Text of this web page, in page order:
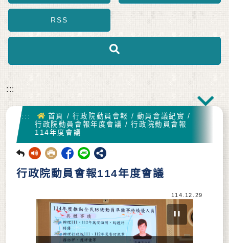
RSS
:::
::: 首頁 首頁 / 行政院動員會報 / 動員會議紀實 /
行政院動員會報年度會議 /行政院動員會報
114年度會議
回前頁
行政院動員會報114年度會議
114.12.29